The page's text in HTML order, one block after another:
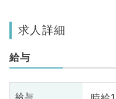
求人詳細
給与